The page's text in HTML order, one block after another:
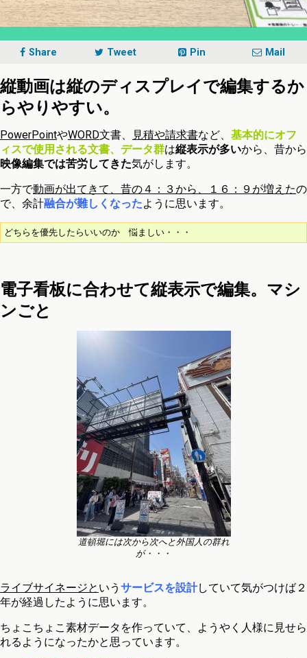
Share Tweet Pin Mail
縦動画は縦のディスプレイで編集するか
らやりやすい。
PowerPointやWORD文書、 見積や請求書など、 基本的にオフ
ィスで使用される文書、データ群は縦表示が多いから、昔から
映像編集では苦労してきた気がします。
一方で動画が出てきて、昔の４：３から、１６：９が増えたの
で、余計融合が難しくなったように思います。
どちらを優先したらいいのか　悩ましい・・・
電子看板に合わせて縦表示で編集。マシ
ンごと
道頓堀には次から次へと外国人の群れ
が・・・
ライブサイネージと いう サービスを設計していて気がつけば２
年が経過したように思います。
ちょこちょこ素材データを作っていて、ようやく人様に見せら
れるようになったかと思っています。